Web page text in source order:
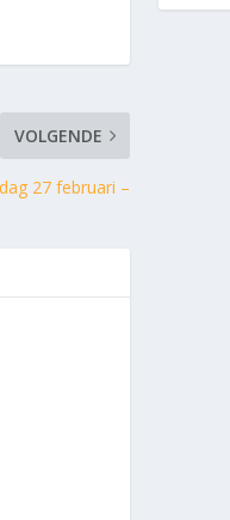
VOLGENDE
27 februari –